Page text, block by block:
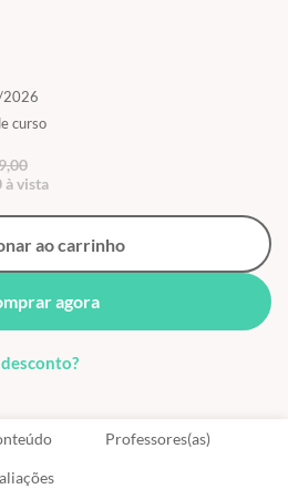
2026
curso
à vista
ao carrinho
agora
Professores(as)